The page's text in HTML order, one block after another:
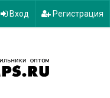
Вход Регистрация